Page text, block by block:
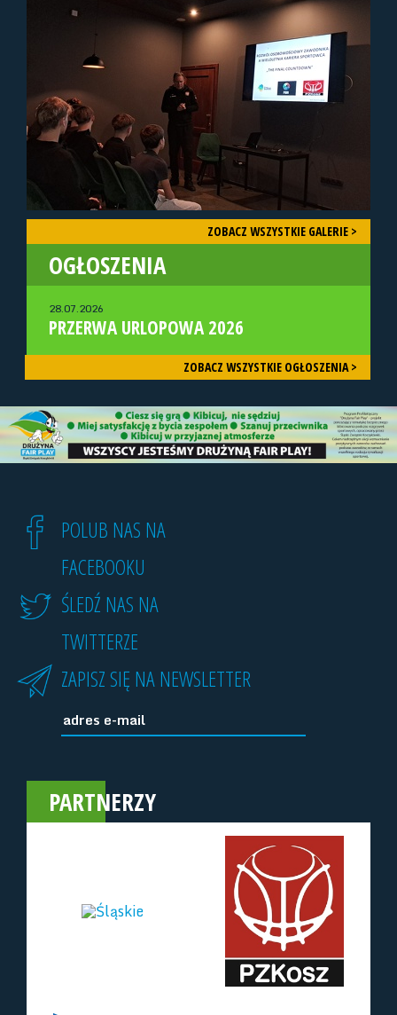
ZOBACZ WSZYSTKIE GALERIE >
OGŁOSZENIA
28.07.2026
PRZERWA URLOPOWA 2026
ZOBACZ WSZYSTKIE OGŁOSZENIA >
POLUB NAS NA
FACEBOOKU
ŚLEDŹ NAS NA
TWITTERZE
ZAPISZ SIĘ NA NEWSLETTER
PARTNERZY